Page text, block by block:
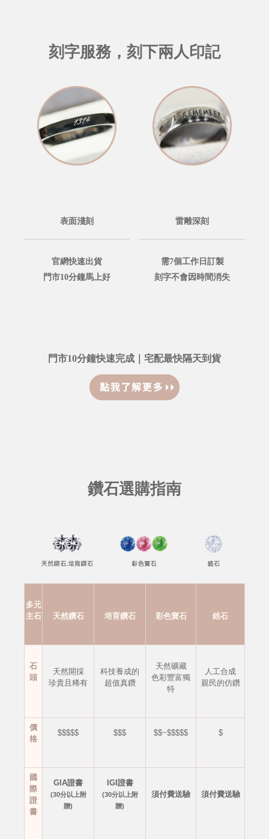
刻字服務，刻下兩人印記
表面淺刻
官網快速出貨
門市10分鐘馬上好
雷雕深刻
需7個工作日訂製
刻字不會因時間消失
門市10分鐘快速完成｜宅配最快隔天到貨
鑽石選購指南
多元
主石
天然鑽石 培育鑽石 彩色寶石 鋯石
石
頭
天然開採
珍貴且稀有
科技養成的
超值真鑽
天然礦藏
色彩豐富獨
特
人工合成
親民的仿鑽
價
格
$$$$$ $$$ $$~$$$$$ $
國
際
證
書
GIA證書
(30分以上附
贈)
IGI證書
(30分以上附
贈)
須付費送驗 須付費送驗